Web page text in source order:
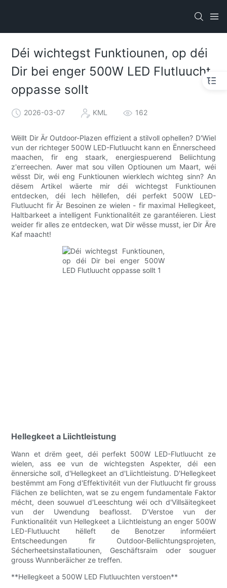
Déi wichtegst Funktiounen, op déi
Dir bei enger 500W LED Flutluucht
oppasse sollt
2026-03-07 KML 162
Wëllt Dir Är Outdoor-Plazen effizient a stilvoll ophellen? D'Wiel
vun der richteger 500W LED-Flutluucht kann en Ënnerscheed
maachen, fir eng staark, energiespuerend Beliichtung
z'erreechen. Awer mat sou villen Optiounen um Maart, wéi
wësst Dir, wéi eng Funktiounen wierklech wichteg sinn? An
dësem Artikel wäerte mir déi wichtegst Funktiounen
entdecken, déi Iech hëllefen, déi perfekt 500W LED-
Flutluucht fir Är Besoinen ze wielen - fir maximal Hellegkeet,
Haltbarkeet a intelligent Funktionalitéit ze garantéieren. Liest
weider fir alles ze entdecken, wat Dir wësse musst, ier Dir Äre
Kaf maacht!
Hellegkeet a Liichtleistung
Wann et drëm geet, déi perfekt 500W LED-Flutluucht ze
wielen, ass ee vun de wichtegsten Aspekter, déi een
ënnersiche soll, d'Hellegkeet an d'Liichtleistung. D'Hellegkeet
bestëmmt am Fong d'Effektivitéit vun der Flutluucht fir grouss
Flächen ze beliichten, wat se zu engem fundamentale Faktor
mécht, deen souwuel d'Leeschtung wéi och d'Villsäitegkeet
vun der Uwendung beaflosst. D'Verstoe vun der
Funktionalitéit vun Hellegkeet a Liichtleistung an enger 500W
LED-Flutluucht hëlleft de Benotzer informéiert
Entscheedungen fir Outdoor-Beliichtungsprojeten,
Sécherheetsinstallatiounen, Geschäftsraim oder souguer
grouss Wunnberäicher ze treffen.
**Hellegkeet a 500W LED Flutluuchten verstoen**